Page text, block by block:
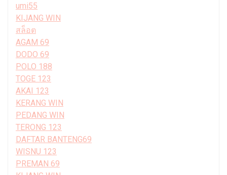
umi55
KIJANG WIN
สล็อต
AGAM 69
DODO 69
POLO 188
TOGE 123
AKAI 123
KERANG WIN
PEDANG WIN
TERONG 123
DAFTAR BANTENG69
WISNU 123
PREMAN 69